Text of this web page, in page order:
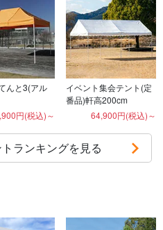
んと3(アル
円(税込)～
イベント集会テント(定
番品)軒高200cm
64,900円(税込)～
ランキングを見る